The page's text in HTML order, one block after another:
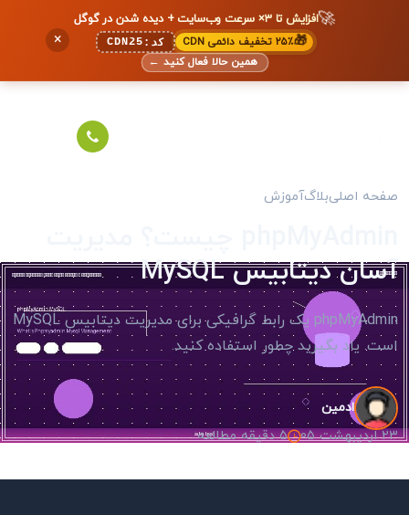
🚀افزایش تا ۳× سرعت وب‌سایت + دیده شدن در گوگل
🎁۲۵٪ تخفیف دائمی CDN کد: CDN25
همین حالا فعال کنید ←
×
صفحه اصلیبلاگآموزش
آسان دیتابیس MySQL
phpMyAdmin یک رابط گرافیکی برای مدیریت دیتابیس MySQL
است. یاد بگیرید چطور استفاده کنید.
ادمین
23 اردیبهشت 05 5 دقیقه مطالعه